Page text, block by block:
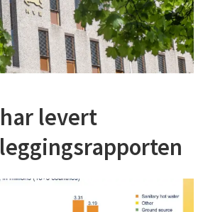
levert